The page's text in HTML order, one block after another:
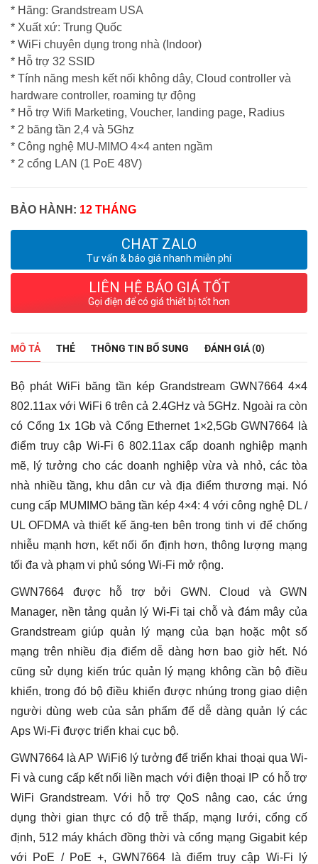
* Hãng: Grandstream USA
* Xuất xứ: Trung Quốc
* WiFi chuyên dụng trong nhà (Indoor)
* Hỗ trợ 32 SSID
* Tính năng mesh kết nối không dây, Cloud controller và
hardware controller, roaming tự động
* Hỗ trợ Wifi Marketing, Voucher, landing page, Radius
* 2 băng tần 2,4 và 5Ghz
* Công nghệ MU-MIMO 4×4 anten ngầm
* 2 cổng LAN (1 PoE 48V)
BẢO HÀNH: 12 THÁNG
CHAT ZALO
Tư vấn & báo giá nhanh miễn phí
LIÊN HỆ BÁO GIÁ TỐT
Gọi điện để có giá thiết bị tốt hơn
MÔ TẢ THẺ THÔNG TIN BỔ SUNG ĐÁNH GIÁ (0)
Bộ phát WiFi băng tần kép Grandstream GWN7664 4×4
802.11ax với WiFi 6 trên cả 2.4GHz và 5GHz. Ngoài ra còn
có Cổng 1x 1Gb và Cổng Ethernet 1×2,5Gb GWN7664 là
điểm truy cập Wi-Fi 6 802.11ax cấp doanh nghiệp mạnh
mẽ, lý tưởng cho các doanh nghiệp vừa và nhỏ, các tòa
nhà nhiều tầng, khu dân cư và địa điểm thương mại. Nó
cung cấp MUMIMO băng tần kép 4×4: 4 với công nghệ DL /
UL OFDMA và thiết kế ăng-ten bên trong tinh vi để chống
nhiễu mạnh hơn, kết nối ổn định hơn, thông lượng mạng
tối đa và phạm vi phủ sóng Wi-Fi mở rộng.
GWN7664 được hỗ trợ bởi GWN. Cloud và GWN
Manager, nền tảng quản lý Wi-Fi tại chỗ và đám mây của
Grandstream giúp quản lý mạng của bạn hoặc một số
mạng trên nhiều địa điểm dễ dàng hơn bao giờ hết. Nó
cũng sử dụng kiến ​​trúc quản lý mạng không cần bộ điều
khiển, trong đó bộ điều khiển được nhúng trong giao diện
người dùng web của sản phẩm để dễ dàng quản lý các
Aps Wi-Fi được triển khai cục bộ.
GWN7664 là AP WiFi6 lý tưởng để triển khai thoại qua Wi-
Fi và cung cấp kết nối liền mạch với điện thoại IP có hỗ trợ
WiFi Grandstream. Với hỗ trợ QoS nâng cao, các ứng
dụng thời gian thực có độ trễ thấp, mạng lưới, cổng cố
định, 512 máy khách đồng thời và cổng mạng Gigabit kép
với PoE / PoE +, GWN7664 là điểm truy cập Wi-Fi lý